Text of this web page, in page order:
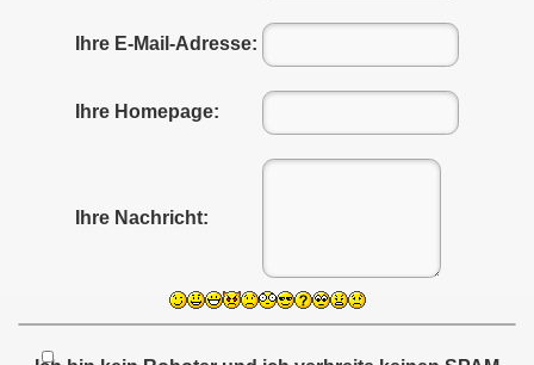
Ihre E-Mail-Adresse:
Ihre Homepage:
Ihre Nachricht: